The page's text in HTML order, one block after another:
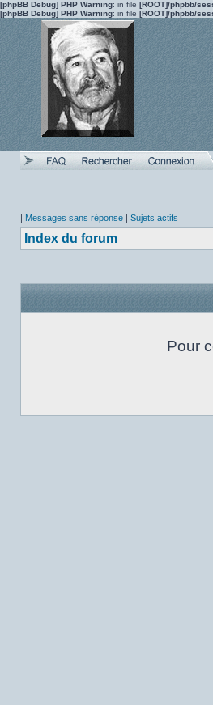
[phpBB Debug] PHP Warning: in file [ROOT]/phpbb/
[phpBB Debug] PHP Warning: in file [ROOT]/phpbb/
| Messages sans réponse | Sujets actifs
Index du forum
Pour